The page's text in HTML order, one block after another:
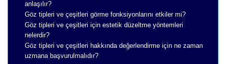
anlaşılır?
Göz tipleri ve çeşitleri görme fonksiyonlarını etkiler mi?
Göz tipleri ve çeşitleri için estetik düzeltme yöntemleri
nelerdir?
Göz tipleri ve çeşitleri hakkında değerlendirme için ne zaman
uzmana başvurulmalıdır?